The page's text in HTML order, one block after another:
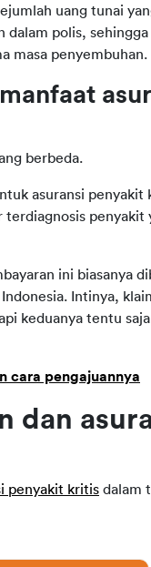
uang tunai
polis, sehingga
masa penyembuhan.
berbeda.
asuransi penyakit
terdiagnosis penyakit
ini biasanya
Intinya,
keduanya tentu
cara pengajuannya
dan
penyakit kritis dalam